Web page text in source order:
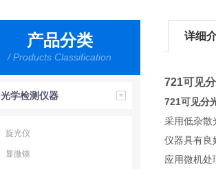
产品分类
/ Products Classification
光学检测仪器
旋光仪
显微镜
详细
721可见
721可见分
采用低杂散
仪器具有良
应用微机处